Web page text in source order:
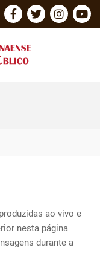
ao vivo e
nesta página.
durante a